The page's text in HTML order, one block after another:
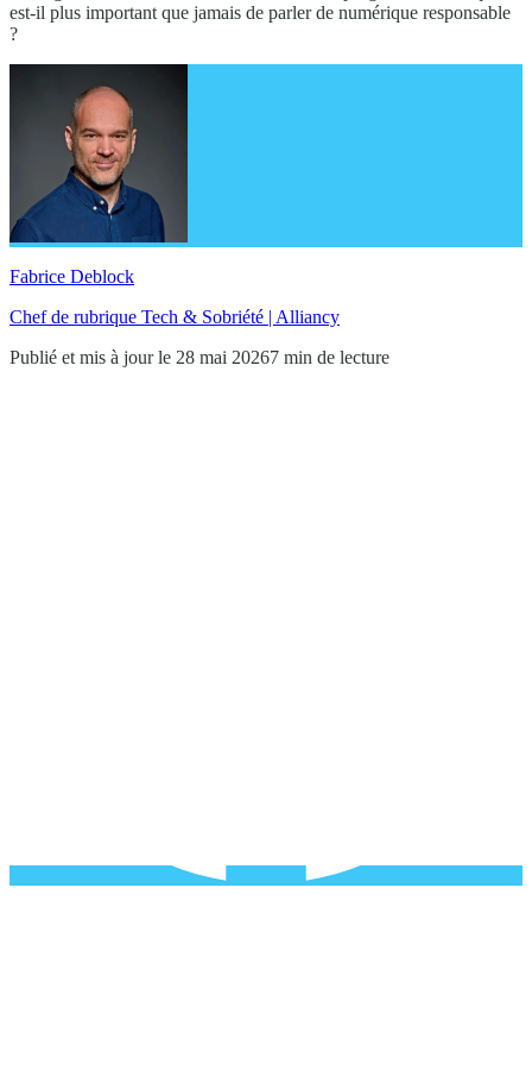
est-il plus important que jamais de parler de numérique responsable
?
Fabrice Deblock
Chef de rubrique Tech & Sobriété | Alliancy
Publié et mis à jour le 28 mai 20267 min de lecture